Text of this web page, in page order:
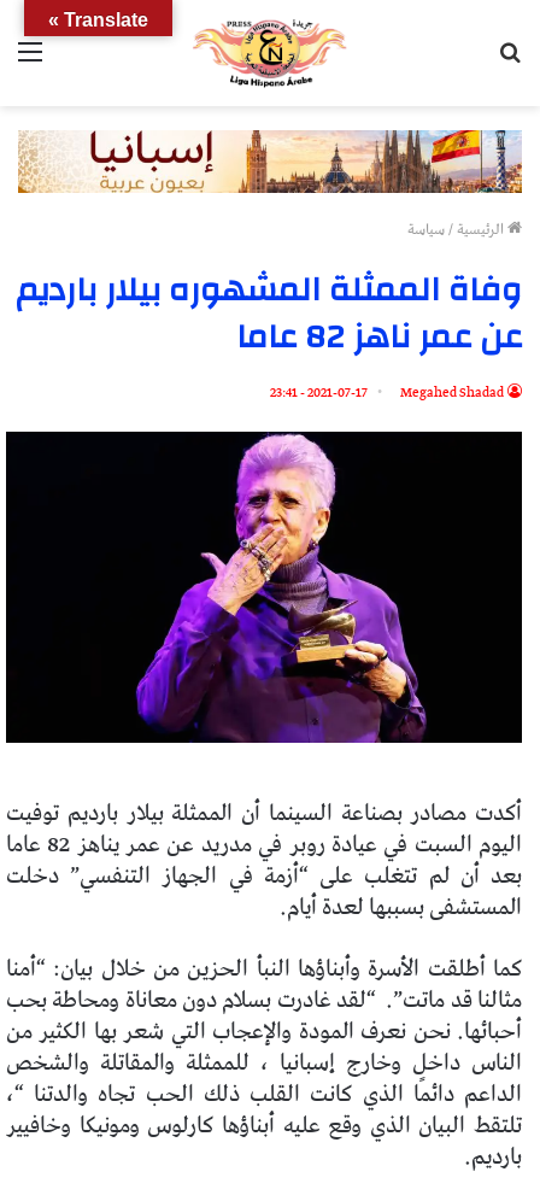
الرئيسية/سياسة
وفاة الممثلة المشهوره بيلار بارديم
عن عمر ناهز 82 عاما
Megahed Shadad
2021-07-17 - 23:41
أكدت مصادر بصناعة السينما أن الممثلة بيلار بارديم توفيت
اليوم السبت في عيادة روبر في مدريد عن عمر يناهز 82 عاما
بعد أن لم تتغلب على “أزمة في الجهاز التنفسي” دخلت
المستشفى بسببها لعدة أيام.
كما أطلقت الأسرة وأبناؤها النبأ الحزين من خلال بيان: “أمنا
مثالنا قد ماتت”. “لقد غادرت بسلام دون معاناة ومحاطة بحب
أحبائها. نحن نعرف المودة والإعجاب التي شعر بها الكثير من
الناس داخل وخارج إسبانيا ، للممثلة والمقاتلة والشخص
الداعم دائمًا الذي كانت القلب ذلك الحب تجاه والدتنا “،
تلتقط البيان الذي وقع عليه أبناؤها كارلوس ومونيكا وخافيير
بارديم.
Translate »